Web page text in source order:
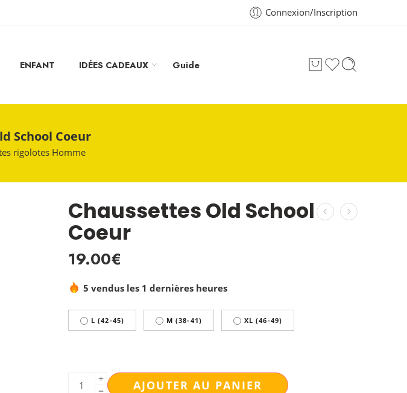
Connexion/Inscription
ENFANT IDÉES CADEAUX Guide
School Coeur
rigolotes Homme
Chaussettes Old School
Coeur
19.00€
5 vendus les 1 dernières heures
L (42-45) M (38-41) XL (46-49)
AJOUTER AU PANIER